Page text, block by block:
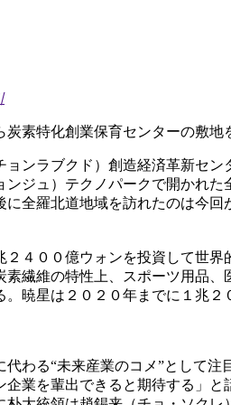
素特化創業保育センターの敷
ンラブクド）創造経済革新セ
ジュ）テクノパークで開かれ
全羅北道地域を訪れたのは今
４００億ウォンを投資して世
繊維の特性上、スポーツ用品
暁星は２０２０年までに１兆
わる“未来産業のコメ”として
業を輩出できると期待する」